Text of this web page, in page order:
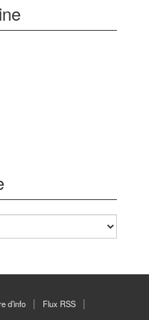
d’info
Flux RSS